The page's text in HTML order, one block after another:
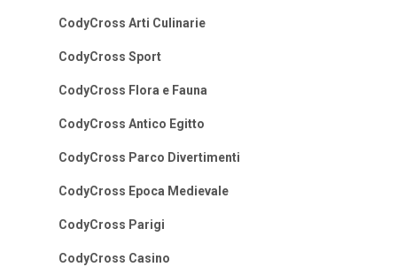
CodyCross Arti Culinarie
CodyCross Sport
CodyCross Flora e Fauna
CodyCross Antico Egitto
CodyCross Parco Divertimenti
CodyCross Epoca Medievale
CodyCross Parigi
CodyCross Casino